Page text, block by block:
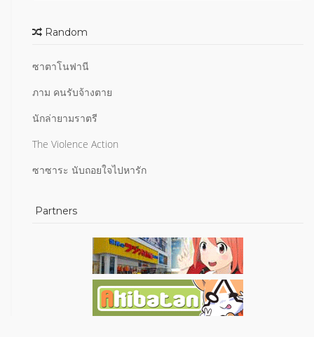
Random
ซาตาโนฟานี
ภาม คนรับจ้างตาย
นักล่ายามราตรี
The Violence Action
ซาซาระ นับถอยใจไปหารัก
Partners